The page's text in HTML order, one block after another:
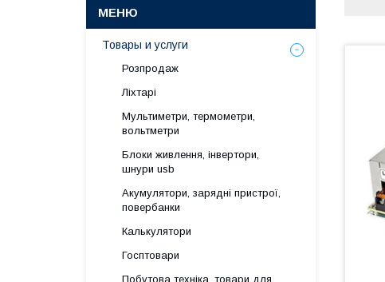
Товары и услуги
Розпродаж
Ліхтарі
Мультиметри, термометри,
вольтметри
Блоки живлення, інвертори,
шнури usb
Акумулятори, зарядні пристрої,
повербанки
Калькулятори
Госптовари
Побутова техніка, товари для